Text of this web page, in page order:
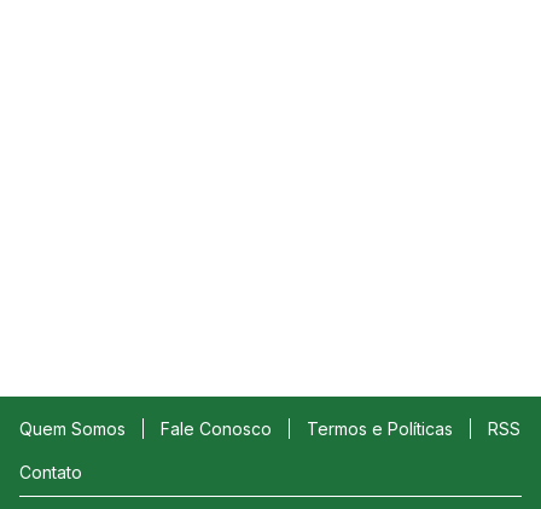
Quem Somos Fale Conosco Termos e Políticas RSS
Contato